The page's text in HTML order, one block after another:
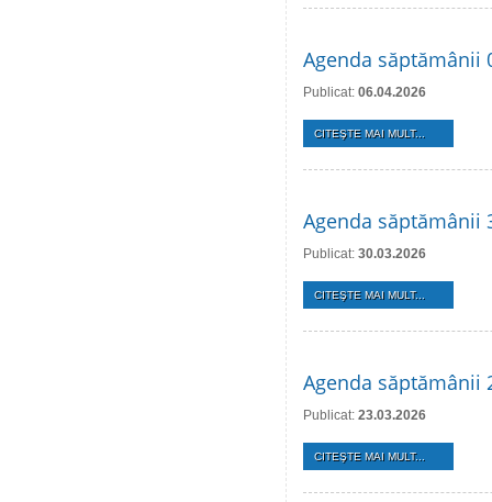
Agenda săptămânii
Publicat: 06.04.2026
CITEŞTE MAI MULT...
Agenda săptămânii
Publicat: 30.03.2026
CITEŞTE MAI MULT...
Agenda săptămânii
Publicat: 23.03.2026
CITEŞTE MAI MULT...